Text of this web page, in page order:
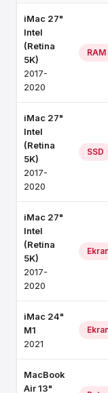
iMac 27"
Intel
(Retina
5K)
2017-
2020
RAM
iMac 27"
Intel
(Retina
5K)
2017-
2020
SSD
iMac 27"
Intel
(Retina
5K)
2017-
2020
iMac 24"
M1
2021
MacBook
Air 13"